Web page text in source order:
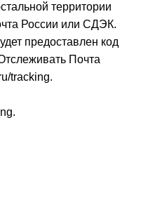
территории
России или СДЭК.
предоставлен код
Почта
tracking.
.